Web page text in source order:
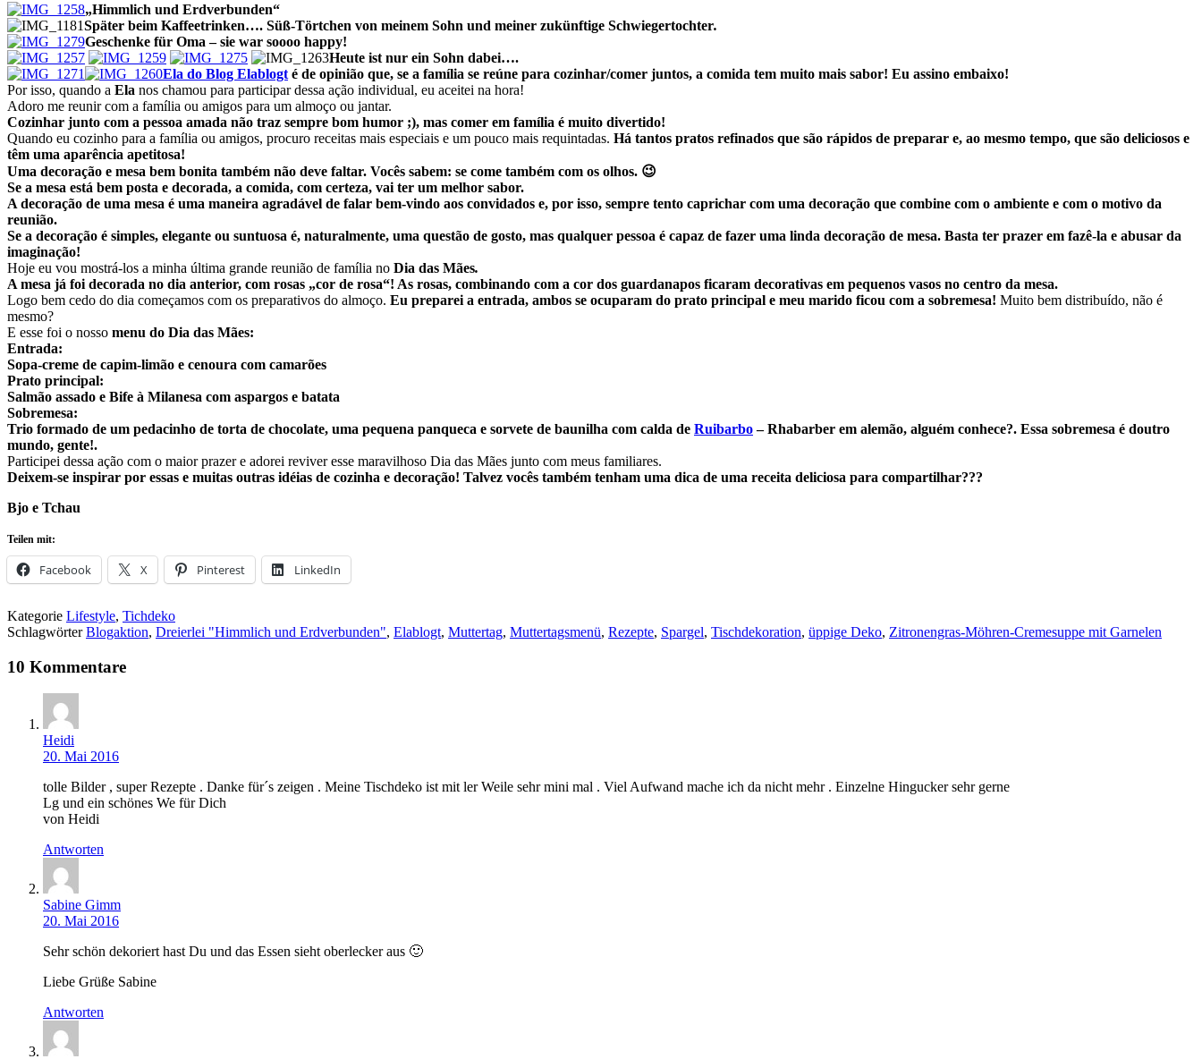
„Himmlich und Erdverbunden“
Später beim Kaffeetrinken…. Süß-Törtchen von meinem Sohn und meiner zukünftige Schwiegertochter.
Geschenke für Oma – sie war soooo happy!
Heute ist nur ein Sohn dabei….
Ela do Blog Elablogt é de opinião que, se a família se reúne para cozinhar/comer juntos, a comida tem muito mais sabor! Eu assino embaixo!
Por isso, quando a Ela nos chamou para participar dessa ação individual, eu aceitei na hora!
Adoro me reunir com a família ou amigos para um almoço ou jantar.
Cozinhar junto com a pessoa amada não traz sempre bom humor ;), mas comer em família é muito divertido!
Quando eu cozinho para a família ou amigos, procuro receitas mais especiais e um pouco mais requintadas. Há tantos pratos refinados que são rápidos de preparar e, ao mesmo tempo, que são deliciosos e
têm uma aparência apetitosa!
Uma decoração e mesa bem bonita também não deve faltar. Vocês sabem: se come também com os olhos. 😉
Se a mesa está bem posta e decorada, a comida, com certeza, vai ter um melhor sabor.
A decoração de uma mesa é uma maneira agradável de falar bem-vindo aos convidados e, por isso, sempre tento caprichar com uma decoração que combine com o ambiente e com o motivo da
reunião.
Se a decoração é simples, elegante ou suntuosa é, naturalmente, uma questão de gosto, mas qualquer pessoa é capaz de fazer uma linda decoração de mesa. Basta ter prazer em fazê-la e abusar da
imaginação!
Hoje eu vou mostrá-los a minha última grande reunião de família no Dia das Mães.
A mesa já foi decorada no dia anterior, com rosas „cor de rosa“! As rosas, combinando com a cor dos guardanapos ficaram decorativas em pequenos vasos no centro da mesa.
Logo bem cedo do dia começamos com os preparativos do almoço. Eu preparei a entrada, ambos se ocuparam do prato principal e meu marido ficou com a sobremesa! Muito bem distribuído, não é
mesmo?
E esse foi o nosso menu do Dia das Mães:
Entrada:
Sopa-creme de capim-limão e cenoura com camarões
Prato principal:
Salmão assado e Bife à Milanesa com aspargos e batata
Sobremesa:
Trio formado de um pedacinho de torta de chocolate, uma pequena panqueca e sorvete de baunilha com calda de Ruibarbo–Rhabarber em alemão, alguém conhece?. Essa sobremesa é doutro
mundo, gente!.
Participei dessa ação com o maior prazer e adorei reviver esse maravilhoso Dia das Mães junto com meus familiares.
Deixem-se inspirar por essas e muitas outras idéias de cozinha e decoração! Talvez vocês também tenham uma dica de uma receita deliciosa para compartilhar???
Bjo e Tchau
Teilen mit:
Facebook X Pinterest LinkedIn
Kategorie Lifestyle, Tichdeko
SchlagwörterBlogaktion, Dreierlei "Himmlich und Erdverbunden", Elablogt, Muttertag, Muttertagsmenü, Rezepte, Spargel, Tischdekoration, üppige Deko, Zitronengras-Möhren-Cremesuppe mit Garnelen
10 Kommentare
Heidi
20. Mai 2016
tolle Bilder , super Rezepte . Danke für´s zeigen . Meine Tischdeko ist mit ler Weile sehr mini mal . Viel Aufwand mache ich da nicht mehr . Einzelne Hingucker sehr gerne
Lg und ein schönes We für Dich
von Heidi
Antworten
Sabine Gimm
20. Mai 2016
Sehr schön dekoriert hast Du und das Essen sieht oberlecker aus 🙂
Liebe Grüße Sabine
Antworten